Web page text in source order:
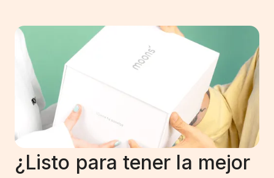
¿Listo para tener la mejor